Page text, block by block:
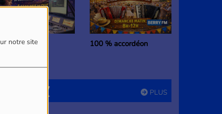
notre site
% accordéon Le Chouette Réveil
PLUS
PARTICIPEZ